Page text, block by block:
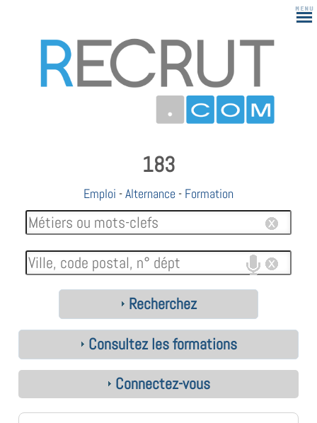
183
Emploi -Alternance - Formation
Recherchez
Consultez les formations
Connectez-vous